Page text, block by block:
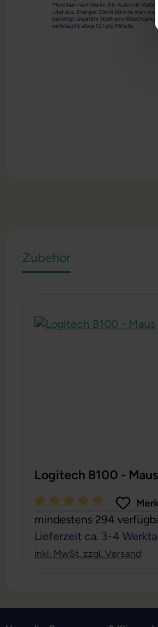
Zubehör
Logitech B100 - Maus
Durchschnittliche
mindestens 294
Lieferzeit ca. 3-4
inkl. MwSt. zzgl. Versand